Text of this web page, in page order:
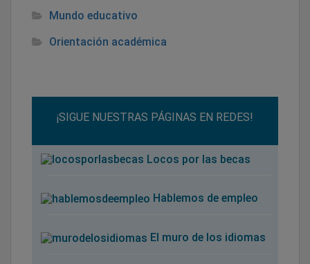
Mundo educativo
Orientación académica
¡SIGUE NUESTRAS PÁGINAS EN REDES!
Locos por las becas
Hablemos de empleo
El muro de los idiomas